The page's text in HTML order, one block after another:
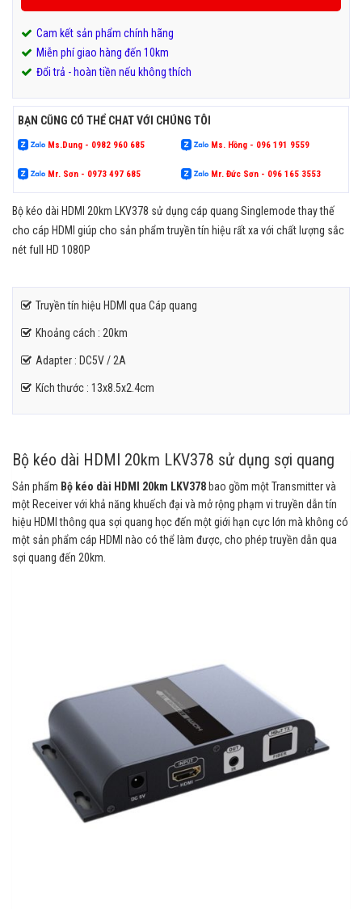
Cam kết sản phẩm chính hãng
Miễn phí giao hàng đến 10km
Đổi trả - hoàn tiền nếu không thích
BẠN CŨNG CÓ THỂ CHAT VỚI CHÚNG TÔI
Ms.Dung - 0982 960 685 Ms. Hồng - 096 191 9559
Mr. Sơn - 0973 497 685 Mr. Đức Sơn - 096 165 3553
Bộ kéo dài HDMI 20km LKV378 sử dụng cáp quang Singlemode thay thế
cho cáp HDMI giúp cho sản phẩm truyền tín hiệu rất xa với chất lượng sắc
nét full HD 1080P
Truyền tín hiệu HDMI qua Cáp quang
Khoảng cách : 20km
Adapter : DC5V / 2A
Kích thước : 13x8.5x2.4cm
Bộ kéo dài HDMI 20km LKV378 sử dụng sợi quang
Sản phẩm Bộ kéo dài HDMI 20km LKV378bao gồm một Transmitter và
một Receiver với khả năng khuếch đại và mở rộng phạm vi truyền dẫn tín
hiệu HDMI thông qua sợi quang học đến một giới hạn cực lớn mà không có
một sản phẩm cáp HDMI nào có thể làm được, cho phép truyền dẫn qua
sợi quang đến 20km.